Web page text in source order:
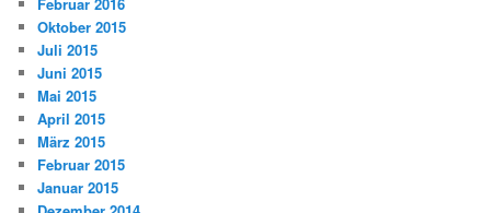
Oktober 2015
Juli 2015
Juni 2015
Mai 2015
April 2015
März 2015
Februar 2015
Januar 2015